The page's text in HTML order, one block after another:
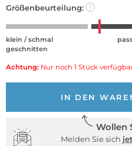
Größenbeurteilung: ?
klein / schmal
geschnitten
Achtung: Nur noch 1 Stück
IN DEN
Wollen
Melden Sie sich